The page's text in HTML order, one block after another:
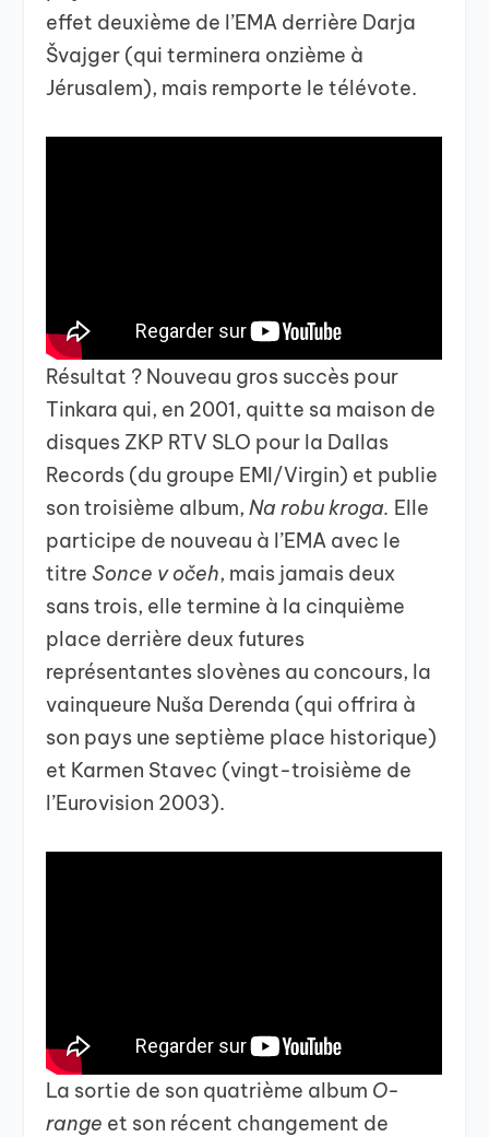
effet deuxième de l’EMA derrière Darja
Švajger (qui terminera onzième à
Jérusalem), mais remporte le télévote.
Résultat ? Nouveau gros succès pour
Tinkara qui, en 2001, quitte sa maison de
disques ZKP RTV SLO pour la Dallas
Records (du groupe EMI/Virgin) et publie
son troisième album,Na robu kroga. Elle
participe de nouveau à l’EMA avec le
titreSonce v očeh, mais jamais deux
sans trois, elle termine à la cinquième
place derrière deux futures
représentantes slovènes au concours, la
vainqueure Nuša Derenda (qui offrira à
son pays une septième place historique)
et Karmen Stavec (vingt-troisième de
l’Eurovision 2003).
La sortie de son quatrième album O-
range et son récent changement de